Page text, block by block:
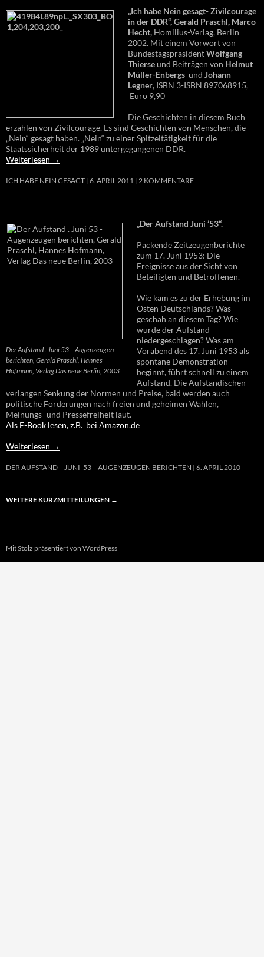
„Ich habe Nein gesagt- Zivilcourage
in der DDR“, Gerald Praschl, Marco
Hecht, Homilius-Verlag, Berlin
2002. Mit einem Vorwort von
BundestagspräsidentWolfgang
Thierseund Beiträgen von Helmut
Müller-Enbergs und Johann
Legner, ISBN 3-ISBN 897068915,
Euro 9,90
Die Geschichten in diesem Buch
erzählen von Zivilcourage. Es sind Geschichten von Menschen, die
„Nein“ gesagt haben. „Nein“ zu einer Spitzeltätigkeit für die
Staatssicherheit der 1989 untergegangenen DDR.
Weiterlesen →
ICH HABE NEIN GESAGT 6. APRIL 2011 2 KOMMENTARE
Der Aufstand . Juni 53 – Augenzeugen
berichten, Gerald Praschl, Hannes
Hofmann, Verlag Das neue Berlin, 2003
„Der Aufstand Juni ’53“.
Packende Zeitzeugenberichte
zum 17. Juni 1953: Die
Ereignisse aus der Sicht von
Beteiligten und Betroffenen.
Wie kam es zu der Erhebung im
Osten Deutschlands? Was
geschah an diesem Tag? Wie
wurde der Aufstand
niedergeschlagen? Was am
Vorabend des 17. Juni 1953 als
spontane Demonstration
beginnt, führt schnell zu einem
Aufstand. Die Aufständischen
verlangen Senkung der Normen und Preise, bald werden auch
politische Forderungen nach freien und geheimen Wahlen,
Meinungs- und Pressefreiheit laut.
Als E-Book lesen, z.B. bei Amazon.de
Weiterlesen →
DER AUFSTAND – JUNI ’53 – AUGENZEUGEN BERICHTEN 6. APRIL 2010
WEITERE KURZMITTEILUNGEN →
Mit Stolz präsentiert von WordPress